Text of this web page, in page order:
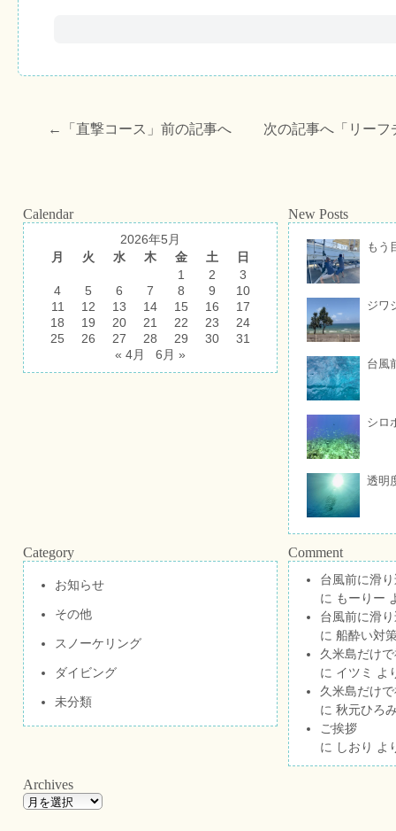
←「 直撃コース 」前の記事へ 次の記事へ「 リーフ
Calendar
2026年5月
月
火 水 木 金 土
日
1
2
3
4
5 6 7 8 9
10
11
12 13 14 15 16
17
18
19 20 21 22 23
24
25
26 27 28 29 30
31
« 4月
6月 »
New Posts
もう
ジワ
台風
シロ
透明
Category
お知らせ
その他
スノーケリング
ダイビング
未分類
Comment
台風前に滑
に もーりー
台風前に滑
に 船酔い対
久米島だけ
に イツミ
よ
久米島だけ
に 秋元ひろ
ご挨拶
に しおり よ
Archives